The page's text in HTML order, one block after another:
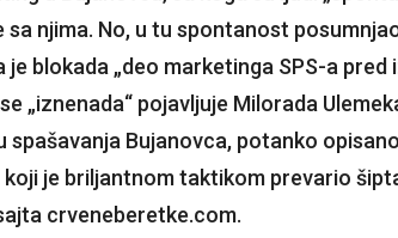
sa njima. No, u tu spontanost
blokada „deo marketinga SPS-a pred
„iznenada“ pojavljuje Milorada
spašavanja Bujanovca, potanko
koji je briljantnom taktikom prevario
crveneberetke.com.